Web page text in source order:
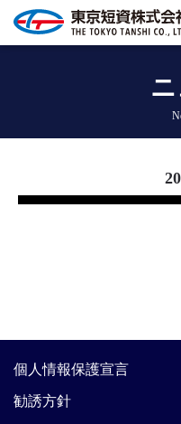
個人情報保護宣言
勧誘方針